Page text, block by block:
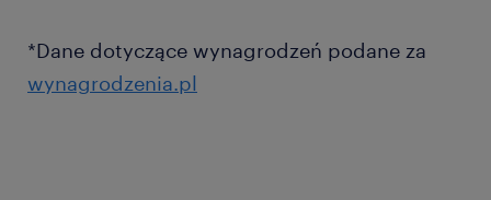
*Dane dotyczące wynagrodzeń podane za
wynagrodzenia.pl